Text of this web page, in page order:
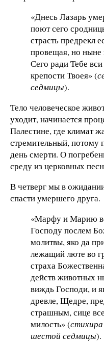
«Днесь Лазарь
поют сего
страсть предрекл
провещая, но ныне
Сего ради Тебе
крепости Твоея» (
седмицы).
Тело человеческое
уходит, начинается
Палестине, где климат
стремительный, потому
день смерти. О
среду из церковных
В четверг мы в
спасти умершего друга.
«Марфу и Марию
Господу послем
молитвы, яко да
лежащий люте во
страха
действ животных
виждь Господи, и
древле, Щедре,
страшным, сице
милость» (стихира
шестой седмицы).